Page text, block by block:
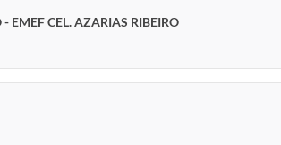
EMEF CEL. AZARIAS RIBEIRO